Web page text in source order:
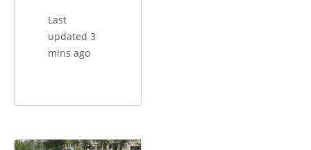
Last
updated 3
mins ago